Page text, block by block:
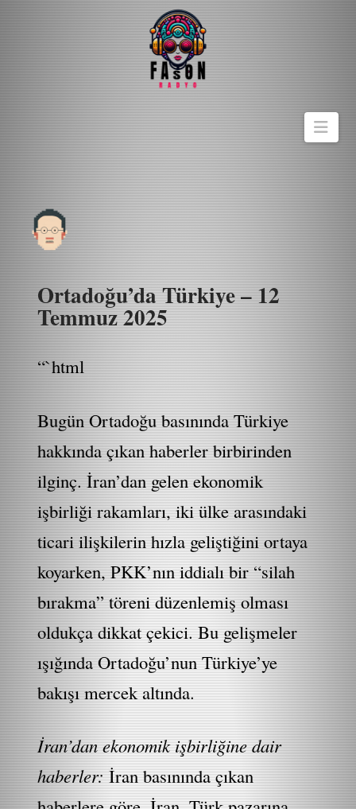
Ortadoğu’da Türkiye – 12
Temmuz 2025
“`html
Bugün Ortadoğu basınında Türkiye
hakkında çıkan haberler birbirinden
ilginç. İran’dan gelen ekonomik
işbirliği rakamları, iki ülke arasındaki
ticari ilişkilerin hızla geliştiğini ortaya
koyarken, PKK’nın iddialı bir “silah
bırakma” töreni düzenlemiş olması
oldukça dikkat çekici. Bu gelişmeler
ışığında Ortadoğu’nun Türkiye’ye
bakışı mercek altında.
İran’dan ekonomik işbirliğine dair
haberler:İran basınında çıkan